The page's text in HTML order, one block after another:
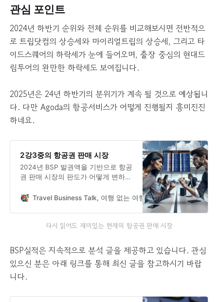
관심 포인트
2024년 하반기 순위와 전체 순위를 비교해보시면 전반적으
로 트립닷컴의 상승세와 마이리얼트립의 상승세, 그리고 타
이드스퀘어의 하락세가 눈에 들어오며, 출장 중심의 현대드
림투어의 완만한 하락세도 보여집니다.
2025년은 24년 하반기의 분위기가 계속 될 것으로 예상됩니
다. 다만 Agoda의 항공서비스가 어떻게 진행될지 흥미진진
하네요.
2강3중의 항공권 판매 시장
2024년 BSP 발권액을 기반으로 항공
권 판매 시장의 판도가 어떻게 변하고
Travel Business Talk, 여행 없는 여행업 이야기
Demian
다시 읽어도 재미있는 현재의 항공권 판매 시장
BSP실적은 지속적으로 분석 글을 제공하고 있습니다. 관심
있으신 분은 아래 링크를 통해 최신 글을 참고하시기 바랍
니다.